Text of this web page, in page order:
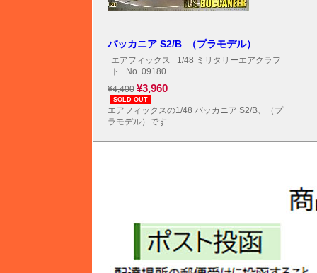
バッカニア S2/B （プラモデル）
エアフィックス
1/48 ミリタリーエアクラフ
ト
No. 09180
¥4,400 ¥3,960
SOLD OUT
エアフィックスの1/48 バッカニア S2/B、（プ
ラモデル）です